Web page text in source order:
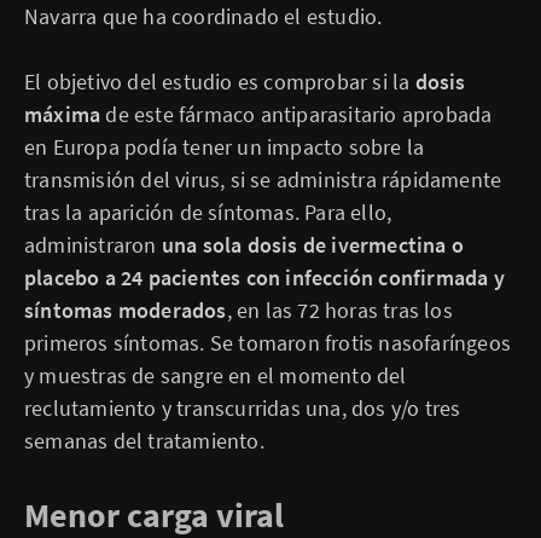
Navarra que ha coordinado el estudio.
El objetivo del estudio es comprobar si la dosis
máxima de este fármaco antiparasitario aprobada
en Europa podía tener un impacto sobre la
transmisión del virus, si se administra rápidamente
tras la aparición de síntomas. Para ello,
administraron una sola dosis de ivermectina o
placebo a 24 pacientes con infección confirmada y
síntomas moderados, en las 72 horas tras los
primeros síntomas. Se tomaron frotis nasofaríngeos
y muestras de sangre en el momento del
reclutamiento y transcurridas una, dos y/o tres
semanas del tratamiento.
Menor carga viral